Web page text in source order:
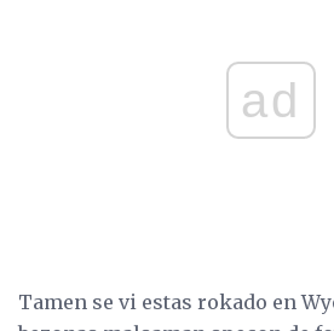
ad
Tamen se vi estas rokado en